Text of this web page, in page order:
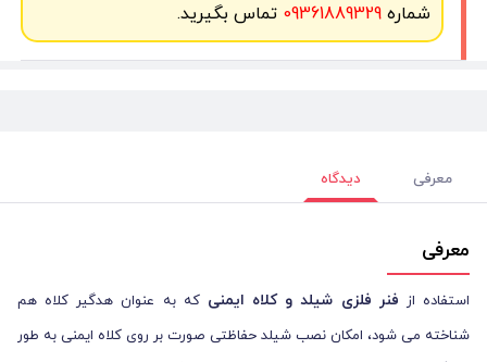
شماره09361889329 تماس بگیرید.
معرفی دیدگاه
معرفی
استفاده از فنر فلزی شیلد و کلاه ایمنی که به عنوان هدگیر کلاه هم
شناخته می شود، امکان نصب شیلد حفاظتی صورت بر روی کلاه ایمنی به طور